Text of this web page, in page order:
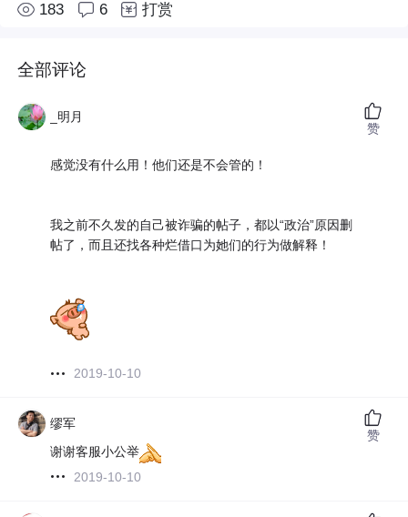
183 6 打赏
全部评论
_明月
感觉没有什么用！他们还是不会管的！
我之前不久发的自己被诈骗的帖子，都以“政治”原因删
帖了，而且还找各种烂借口为她们的行为做解释！
2019-10-10
赞
缪军
谢谢客服小公举
2019-10-10
赞